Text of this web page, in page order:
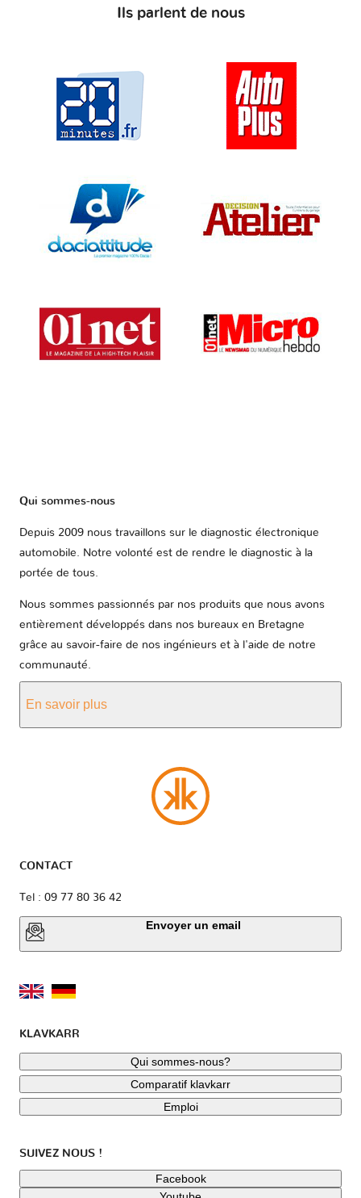
Ils parlent de nous
Qui sommes-nous
Depuis 2009 nous travaillons sur le diagnostic électronique
automobile. Notre volonté est de rendre le diagnostic à la
portée de tous.
Nous sommes passionnés par nos produits que nous avons
entièrement développés dans nos bureaux en Bretagne
grâce au savoir-faire de nos ingénieurs et à l'aide de notre
communauté.
En savoir plus
CONTACT
Tel : 09 77 80 36 42
Envoyer un email
KLAVKARR
Qui sommes-nous?
Comparatif klavkarr
Emploi
SUIVEZ NOUS !
Facebook